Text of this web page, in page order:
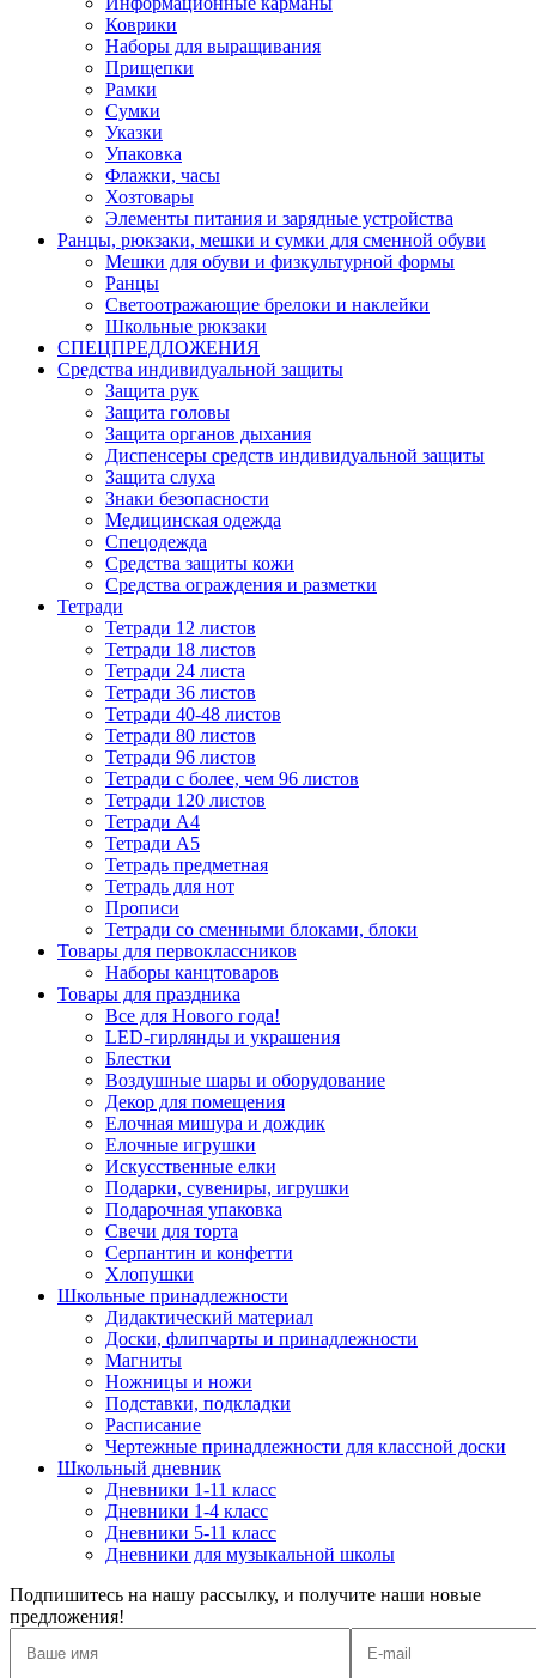
Коврики
Наборы для выращивания
Прищепки
Рамки
Сумки
Указки
Упаковка
Флажки, часы
Хозтовары
Элементы питания и зарядные устройства
Ранцы, рюкзаки, мешки и сумки для сменной обуви
Мешки для обуви и физкультурной формы
Ранцы
Светоотражающие брелоки и наклейки
Школьные рюкзаки
СПЕЦПРЕДЛОЖЕНИЯ
Средства индивидуальной защиты
Защита рук
Защита головы
Защита органов дыхания
Диспенсеры средств индивидуальной защиты
Защита слуха
Знаки безопасности
Медицинская одежда
Спецодежда
Средства защиты кожи
Средства ограждения и разметки
Тетради
Тетради 12 листов
Тетради 18 листов
Тетради 24 листа
Тетради 36 листов
Тетради 40-48 листов
Тетради 80 листов
Тетради 96 листов
Тетради с более, чем 96 листов
Тетради 120 листов
Тетради А4
Тетради А5
Тетрадь предметная
Тетрадь для нот
Прописи
Тетради со сменными блоками, блоки
Товары для первоклассников
Наборы канцтоваров
Товары для праздника
Все для Нового года!
LED-гирлянды и украшения
Блестки
Воздушные шары и оборудование
Декор для помещения
Елочная мишура и дождик
Елочные игрушки
Искусственные елки
Подарки, сувениры, игрушки
Подарочная упаковка
Свечи для торта
Серпантин и конфетти
Хлопушки
Школьные принадлежности
Дидактический материал
Доски, флипчарты и принадлежности
Магниты
Ножницы и ножи
Подставки, подкладки
Расписание
Чертежные принадлежности для классной доски
Школьный дневник
Дневники 1-11 класс
Дневники 1-4 класс
Дневники 5-11 класс
Дневники для музыкальной школы
Подпишитесь на нашу рассылку, и получите наши новые
предложения!